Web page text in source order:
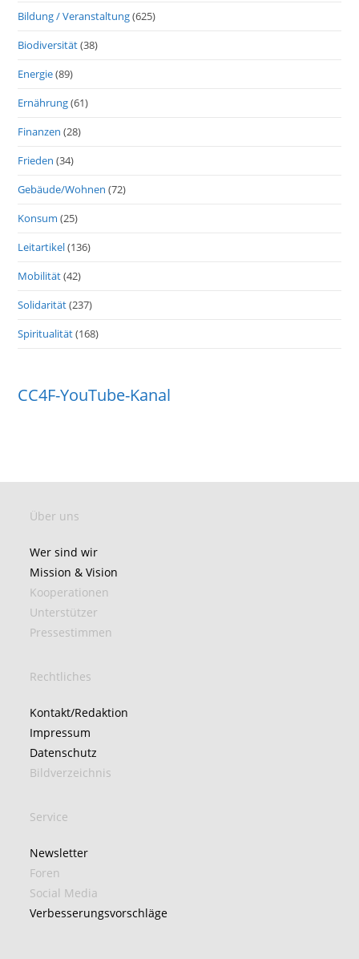
Bildung / Veranstaltung(625)
Biodiversität(38)
Energie(89)
Ernährung(61)
Finanzen (28)
Frieden (34)
Gebäude/Wohnen (72)
Konsum (25)
Leitartikel(136)
Mobilität(42)
Solidarität(237)
Spiritualität(168)
CC4F-YouTube-Kanal
Über uns
Wer sind wir
Mission & Vision
Kooperationen
Unterstützer
Pressestimmen
Rechtliches
Kontakt/Redaktion
Impressum
Datenschutz
Bildverzeichnis
Service
Newsletter
Foren
Social Media
Verbesserungsvorschläge